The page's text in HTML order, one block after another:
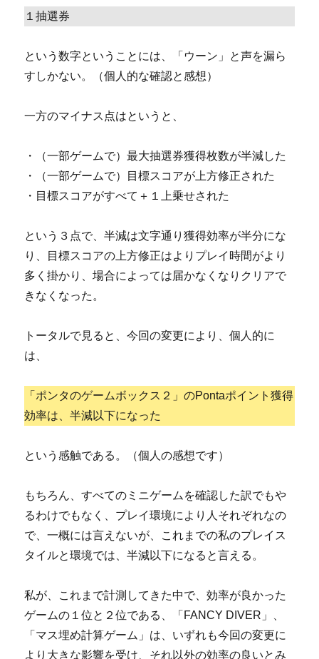
１抽選券
という数字ということには、「ウーン」と声を漏ら
すしかない。（個人的な確認と感想）
一方のマイナス点はというと、
・（一部ゲームで）最大抽選券獲得枚数が半減した
・（一部ゲームで）目標スコアが上方修正された
・目標スコアがすべて＋１上乗せされた
という３点で、半減は文字通り獲得効率が半分にな
り、目標スコアの上方修正はよりプレイ時間がより
多く掛かり、場合によっては届かなくなりクリアで
きなくなった。
トータルで見ると、今回の変更により、個人的に
は、
「ポンタのゲームボックス２」のPontaポイント獲得
効率は、半減以下になった
という感触である。（個人の感想です）
もちろん、すべてのミニゲームを確認した訳でもや
るわけでもなく、プレイ環境により人それぞれなの
で、一概には言えないが、これまでの私のプレイス
タイルと環境では、半減以下になると言える。
私が、これまで計測してきた中で、効率が良かった
ゲームの１位と２位である、「FANCY DIVER」、
「マス埋め計算ゲーム」は、いずれも今回の変更に
より大きな影響を受け、それ以外の効率の良いとみ